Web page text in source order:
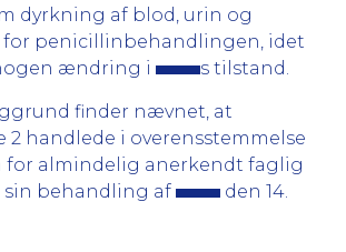
dyrkning af blod, urin og
for penicillinbehandlingen, idet
ændring i
s tilstand.
finder nævnet, at
2 handlede i overensstemmelse
for almindelig anerkendt faglig
sin behandling af
den 14.